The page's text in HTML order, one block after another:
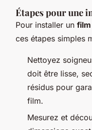
Étapes pour une
Pour installer un
ces étapes simples
Nettoyez
doit être lisse,
résidus pour
film.
Mesurez et